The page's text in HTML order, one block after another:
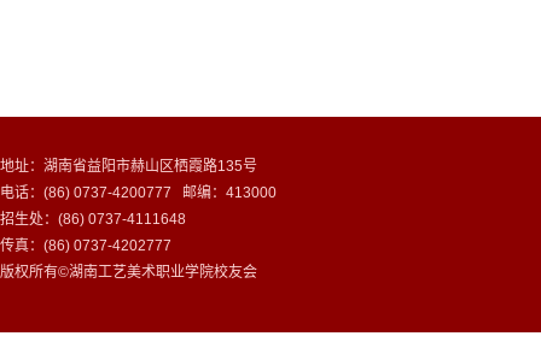
地址：湖南省益阳市赫山区栖霞路135号
电话：(86) 0737-4200777 邮编：413000
招生处：(86) 0737-4111648
传真：(86) 0737-4202777
版权所有©湖南工艺美术职业学院校友会